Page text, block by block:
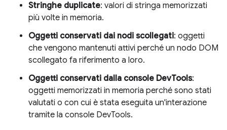
Stringhe duplicate: valori di stringa memorizzati
più volte in memoria.
Oggetti conservati dai nodi scollegati: oggetti
che vengono mantenuti attivi perché un nodo DOM
scollegato fa riferimento a loro.
Oggetti conservati dalla console DevTools:
oggetti memorizzati in memoria perché sono stati
valutati o con cui è stata eseguita un'interazione
tramite la console DevTools.